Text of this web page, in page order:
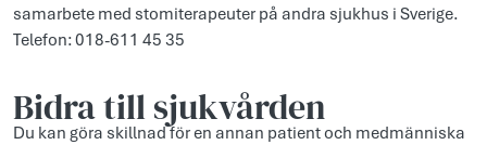
samarbete med stomiterapeuter på andra sjukhus i Sverige.
Telefon: 018-611 45 35
Bidra till sjukvården
Du kan göra skillnad för en annan patient och medmänniska